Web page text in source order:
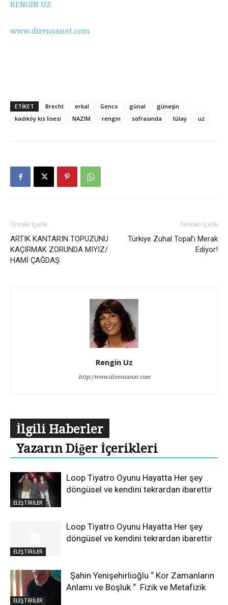
RENGİN UZ
www.dirensanat.com
ETİKET Brecht erkal Genco günal
güneşin
kadıköy kıs lisesi
NAZIM rengin sofrasında tülay uz
Önceki İçerik
ARTIK KANTARIN TOPUZUNU
KAÇIRMAK ZORUNDA MIYIZ/
HAMİ ÇAĞDAŞ
Sonraki İçerik
Türkiye Zuhal Topal’ı Merak
Ediyor!
Rengin Uz
http://www.dirensanat.com
İlgili Haberler
Yazarın Diğer İçerikleri
ELEŞTİRİLER
Loop Tiyatro Oyunu Hayatta Her şey
döngüsel ve kendini tekrardan ibarettir
ELEŞTİRİLER
Loop Tiyatro Oyunu Hayatta Her şey
döngüsel ve kendini tekrardan ibarettir
ELEŞTİRİLER
Şahin Yenişehirlioğlu “ Kor Zamanların
Anlamı ve Boşluk “ Fizik ve Metafizik